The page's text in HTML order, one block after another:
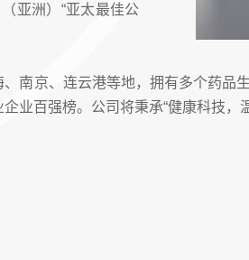
亚洲）“亚太最佳公
南京、连云港等地，拥有多个药
业百强榜。公司将秉承“健康科技